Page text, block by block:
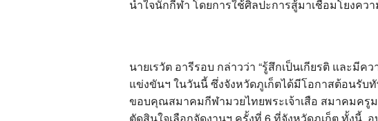
น้ำใจนักกีฬา โดยการใช้ศิลปะการสู้มาเชื่อมโยงคว
นายเรวัต อารีรอบ กล่าวว่า “รู้สึกเป็นเกียรติ และมี
แข่งขันฯ ในวันนี้ ซึ่งจังหวัดภูเก็ตได้มีโอกาสต้อนรับ
ขอบคุณสมาคมกีฬามวยไทยพระเจ้าเสือ สมาคมครู